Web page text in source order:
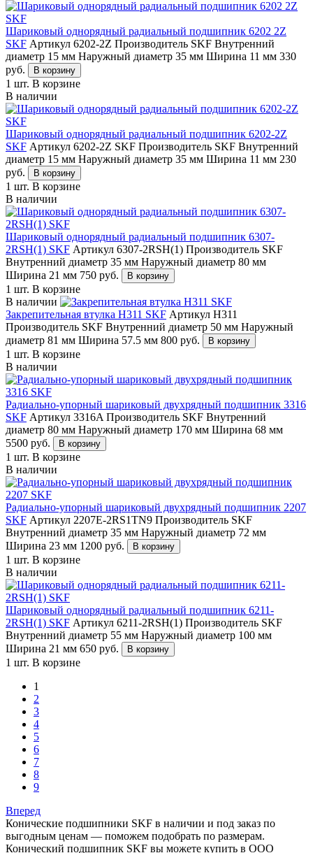
Шариковый однорядный радиальный подшипник 6202 2Z
SKF Артикул 6202-2Z Производитель SKF Внутренний
диаметр 15 мм Наружный диаметр 35 мм Ширина 11 мм 330
руб.
В корзину
1 шт. В корзине
В наличии
Шариковый однорядный радиальный подшипник 6202-2Z
SKF Артикул 6202-2Z SKF Производитель SKF Внутренний
диаметр 15 мм Наружный диаметр 35 мм Ширина 11 мм 230
руб.
В корзину
1 шт. В корзине
В наличии
Шариковый однорядный радиальный подшипник 6307-
2RSH(1) SKF Артикул 6307-2RSH(1) Производитель SKF
Внутренний диаметр 35 мм Наружный диаметр 80 мм
Ширина 21 мм 750 руб. В корзину
1 шт. В корзине
В наличии
Закрепительная втулка H311 SKF Артикул H311
Производитель SKF Внутренний диаметр 50 мм Наружный
диаметр 81 мм Ширина 57.5 мм 800 руб. В корзину
1 шт. В корзине
В наличии
Радиально-упорный шариковый двухрядный подшипник 3316
SKF Артикул 3316A Производитель SKF Внутренний
диаметр 80 мм Наружный диаметр 170 мм Ширина 68 мм
5500 руб. В корзину
1 шт. В корзине
В наличии
Радиально-упорный шариковый двухрядный подшипник 2207
SKF Артикул 2207E-2RS1TN9 Производитель SKF
Внутренний диаметр 35 мм Наружный диаметр 72 мм
Ширина 23 мм 1200 руб. В корзину
1 шт. В корзине
В наличии
Шариковый однорядный радиальный подшипник 6211-
2RSH(1) SKF Артикул 6211-2RSH(1) Производитель SKF
Внутренний диаметр 55 мм Наружный диаметр 100 мм
Ширина 21 мм 650 руб. В корзину
1 шт. В корзине
1
2
3
4
5
6
7
8
9
Вперед
Конические подшипники SKF в наличии и под заказ по
выгодным ценам — поможем подобрать по размерам.
Конический подшипник SKF вы можете купить в ООО